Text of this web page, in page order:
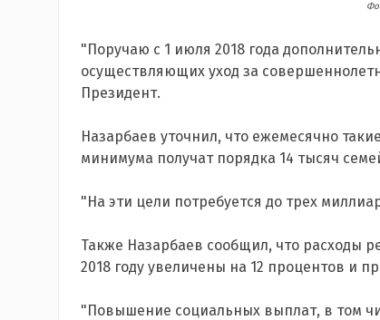
"Поручаю с 1 июля 2018 года
осуществляющих уход за
Президент.
Назарбаев уточнил, что ежемесячно
минимума получат порядка 14 тысяч
"На эти цели потребуется до трех
Также Назарбаев сообщил, что расходы
2018 году увеличены на 12 процентов и
"Повышение социальных выплат, в том